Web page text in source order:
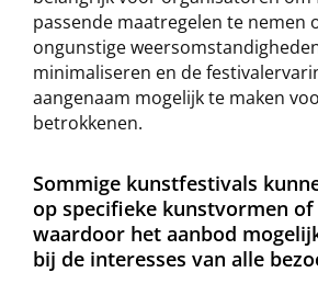
passende maatregelen te nemen
ongunstige
minimaliseren en de
aangenaam mogelijk te maken
betrokkenen.
Sommige kunstfestivals
op specifieke kunstvormen
waardoor het aanbod
bij de interesses van alle